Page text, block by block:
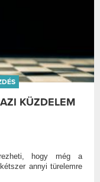
KÜZDELEM
hogy még a
annyi türelemre